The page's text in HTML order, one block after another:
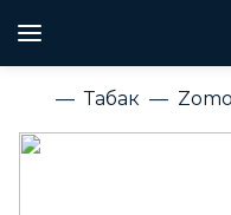
Табак Zomo